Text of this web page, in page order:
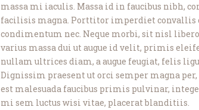
massa mi iaculis. Massa id in faucibus nibh,
facilisis magna. Porttitor imperdiet convallis
condimentum nec. Neque morbi, sit nisl
varius massa dui ut augue id velit, primis
nullam ultrices diam, a augue feugiat, felis
Dignissim praesent ut orci semper magna
est malesuada faucibus primis pulvinar,
mi sem luctus wisi vitae, placerat blanditiis.